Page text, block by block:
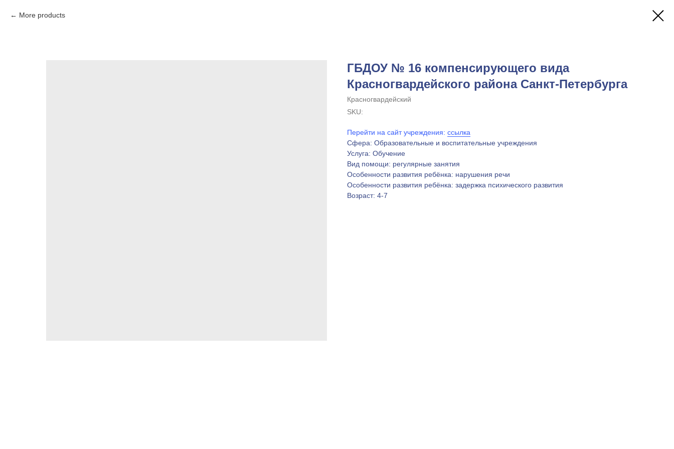
More products
ГБДОУ № 16 компенсирующего вида
Красногвардейского района Санкт-Петербурга
Красногвардейский
SKU:
Перейти на сайт учреждения: ссылка
Сфера: Образовательные и воспитательные учреждения
Услуга: Обучение
Вид помощи: регулярные занятия
Особенности развития ребёнка: нарушения речи
Особенности развития ребёнка: задержка психического развития
Возраст: 4-7